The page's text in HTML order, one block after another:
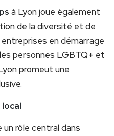
à Lyon joue également
de la diversité et de
entreprises en démarrage
personnes LGBTQ+ et
promeut une
rôle central dans